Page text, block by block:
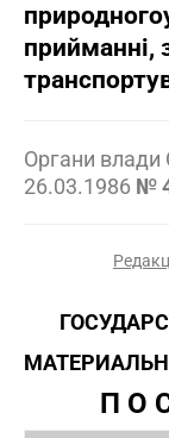
прийманні,
Органи
26.03.1986 №
П О